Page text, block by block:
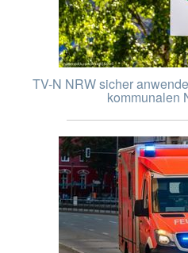
TV-N NRW sicher
kommunalen